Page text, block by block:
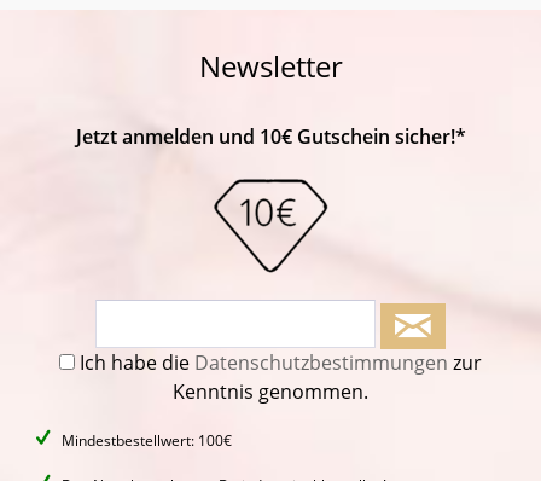
Newsletter
Jetzt anmelden und 10€ Gutschein sicher!*
Ich habe die Datenschutzbestimmungen zur
Kenntnis genommen.
Mindestbestellwert: 100€